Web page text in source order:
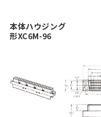
本体ハウジング
形XC6M-96